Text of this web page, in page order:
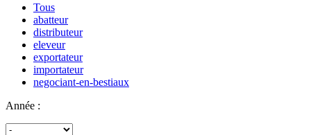
Tous
abatteur
distributeur
eleveur
exportateur
importateur
negociant-en-bestiaux
Année :